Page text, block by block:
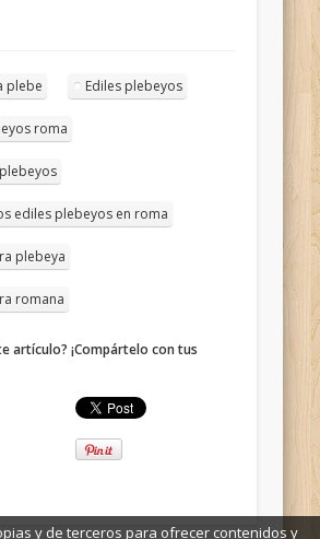
plebe Ediles plebeyos
roma
ediles plebeyos en roma
plebeya
romana
artículo? ¡Compártelo con tus
y de terceros para ofrecer contenidos y